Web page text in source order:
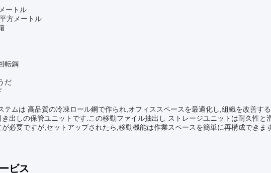
ートル
方メートル
転鋼
だ
テムは 高品質の冷凍ロール鋼で作られ,オフィススペースを最適化し,組織を改善す
出しの保管ユニットです.この移動ファイル抽出し ストレージユニットは耐久性と
が必要ですが,セットアップされたら,移動機能は作業スペースを簡単に再構成できま
ビス